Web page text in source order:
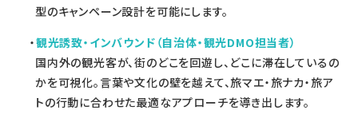
型のキャンペーン設計を可能にします。
観光誘致・インバウンド（自治体・観光DMO担当者）
国内外の観光客が、街のどこを回遊し、どこに滞在しているの
かを可視化。言葉や文化の壁を越えて、旅マエ・旅ナカ・旅ア
トの行動に合わせた最適なアプローチを導き出します。